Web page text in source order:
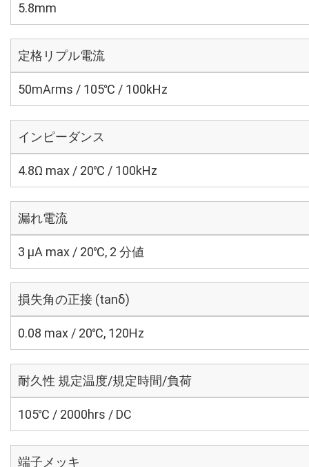
5.8mm
定格リプル電流
50mArms / 105℃ / 100kHz
インピーダンス
4.8Ω max / 20℃ / 100kHz
漏れ電流
3 μA max / 20℃, 2 分値
損失角の正接 (tanδ)
0.08 max / 20℃, 120Hz
耐久性 規定温度/規定時間/負荷
105℃ / 2000hrs / DC
端子メッキ